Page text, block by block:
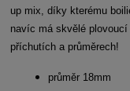
up mix, díky kterému
navíc má skvělé
příchutích a průměrech!
průměr 18mm